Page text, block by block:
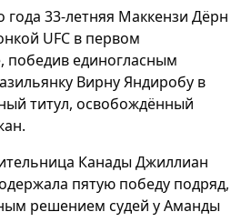
года 33-летняя Маккензи Дёрн
UFC в первом
победив единогласным
Вирну Яндиробу в
титул, освобождённый
Канады Джиллиан
пятую победу подряд,
решением судей у Аманды